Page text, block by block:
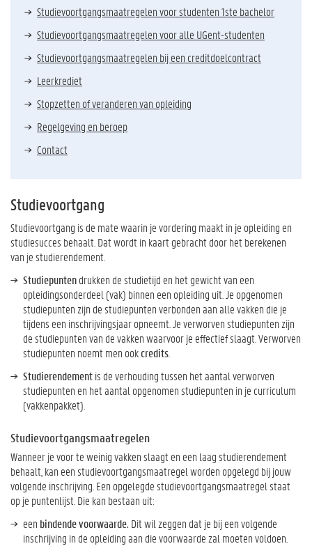
Studievoortgangsmaatregelen voor studenten 1ste bachelor
Studievoortgangsmaatregelen voor alle UGent-studenten
Studievoortgangsmaatregelen bij een creditdoelcontract
Leerkrediet
Stopzetten of veranderen van opleiding
Regelgeving en beroep
Contact
Studievoortgang
Studievoortgang is de mate waarin je vordering maakt in je opleiding en
studiesucces behaalt. Dat wordt in kaart gebracht door het berekenen
van je studierendement.
Studiepuntendrukken de studietijd en het gewicht van een
opleidingsonderdeel (vak) binnen een opleiding uit. Je opgenomen
studiepunten zijn de studiepunten verbonden aan alle vakken die je
tijdens een inschrijvingsjaar opneemt. Je verworven studiepunten zijn
de studiepunten van de vakken waarvoor je effectief slaagt. Verworven
studiepunten noemt men ookcredits
Studierendementis de verhouding tussen het aantal verworven
studiepunten en het aantal opgenomen studiepunten in je curriculum
(vakkenpakket).
Studievoortgangsmaatregelen
Wanneer je voor te weinig vakken slaagt en een laag studierendement
behaalt, kan een studievoortgangsmaatregel worden opgelegd bij jouw
volgende inschrijving. Een opgelegde studievoortgangsmaatregel staat
op je puntenlijst. Die kan bestaan uit:
een bindende voorwaarde. Dit wil zeggen dat je bij een volgende
inschrijving in de opleiding aan die voorwaarde zal moeten voldoen.